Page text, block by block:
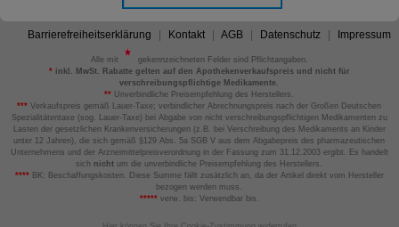
Barrierefreiheitserklärung Kontakt AGB Datenschutz Impressum
Alle mit
gekennzeichneten Felder sind Pflichtangaben.
*inkl. MwSt. Rabatte gelten auf den Apothekenverkaufspreis und nicht für
verschreibungspflichtige Medikamente.
** Unverbindliche Preisempfehlung des Herstellers.
*** Verkaufspreis gemäß Lauer-Taxe; verbindlicher Abrechnungspreis nach der Großen Deutschen
Spezialitätentaxe (sog. Lauer-Taxe) bei Abgabe von nicht verschreibungspflichtigen Medikamenten zu
Lasten der gesetzlichen Krankenversicherungen (z.B. bei Verschreibung des Medikaments an Kinder
unter 12 Jahren), die sich gemäß §129 Abs. 5a SGB V aus dem Abgabepreis des pharmazeutischen
Unternehmens und der Arzneimittelpreisverordnung in der Fassung zum 31.12.2003 ergibt. Es handelt
sich nicht um die unverbindliche Preisempfehlung des Herstellers.
****BK: Beschaffungskosten. Diese Summe fällt zusätzlich an, da der Artikel direkt vom Hersteller
bezogen werden muss.
*****verw. bis: Verwendbar bis.